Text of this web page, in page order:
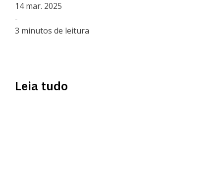
14 mar. 2025
-
3 minutos de leitura
Leia tudo